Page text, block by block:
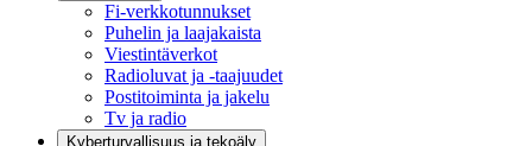
Fi-verkkotunnukset
Puhelin ja laajakaista
Viestintäverkot
Radioluvat ja -taajuudet
Postitoiminta ja jakelu
Tv ja radio
Kyberturvallisuus ja tekoäly